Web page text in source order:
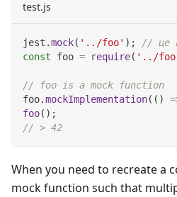
test.js
jest .mock( '../foo' ) ;
// це
const foo = require( '../
// foo is a mock function
foo.mockImplementation( ( )
foo( ) ;
// > 42
When you need to recreate a
mock function such that